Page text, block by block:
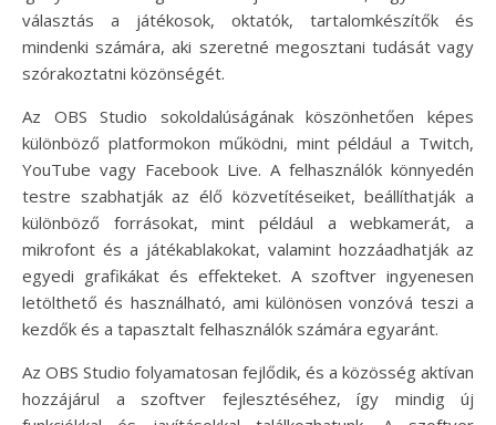
választás a játékosok, oktatók, tartalomkészítők és
mindenki számára, aki szeretné megosztani tudását vagy
szórakoztatni közönségét.
Az OBS Studio sokoldalúságának köszönhetően képes
különböző platformokon működni, mint például a Twitch,
YouTube vagy Facebook Live. A felhasználók könnyedén
testre szabhatják az élő közvetítéseiket, beállíthatják a
különböző forrásokat, mint például a webkamerát, a
mikrofont és a játékablakokat, valamint hozzáadhatják az
egyedi grafikákat és effekteket. A szoftver ingyenesen
letölthető és használható, ami különösen vonzóvá teszi a
kezdők és a tapasztalt felhasználók számára egyaránt.
Az OBS Studio folyamatosan fejlődik, és a közösség aktívan
hozzájárul a szoftver fejlesztéséhez, így mindig új